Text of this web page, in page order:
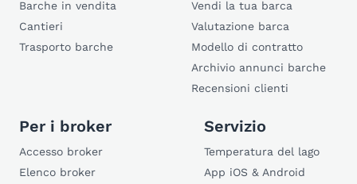
Barche in vendita
Cantieri
Trasporto barche
Vendi la tua barca
Valutazione barca
Modello di contratto
Archivio annunci barche
Recensioni clienti
Per i broker
Accesso broker
Elenco broker
Servizio
Temperatura del lago
App iOS & Android